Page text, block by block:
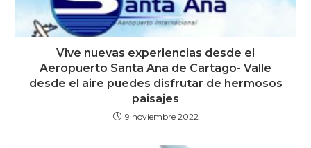
Vive nuevas experiencias desde el
Aeropuerto Santa Ana de Cartago- Valle
desde el aire puedes disfrutar de hermosos
paisajes
9 noviembre 2022